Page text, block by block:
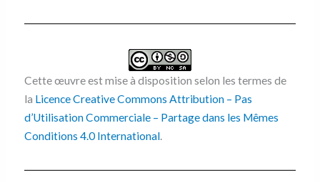
Cette œuvre est mise à disposition selon les termes de
la Licence Creative Commons Attribution – Pas
d’Utilisation Commerciale – Partage dans les Mêmes
Conditions 4.0 International.